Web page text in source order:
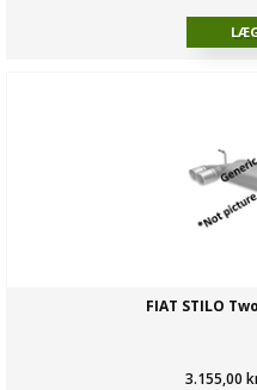
FIAT STILO
3.155,00